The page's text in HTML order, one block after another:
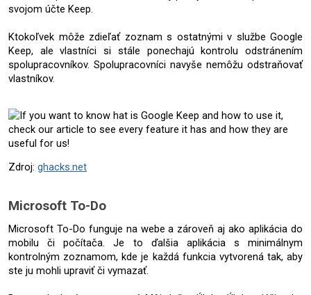
svojom účte Keep.
Ktokoľvek môže zdieľať zoznam s ostatnými v službe Google
Keep, ale vlastníci si stále ponechajú kontrolu odstránením
spolupracovníkov. Spolupracovníci navyše nemôžu odstraňovať
vlastníkov.
Zdroj: ghacks.net
Microsoft To-Do
Microsoft To-Do funguje na webe a zároveň aj ako aplikácia do
mobilu či počítača. Je to ďalšia aplikácia s minimálnym
kontrolným zoznamom, kde je každá funkcia vytvorená tak, aby
ste ju mohli upraviť či vymazať.